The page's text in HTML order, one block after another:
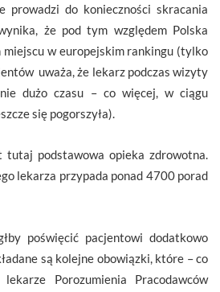
prowadzi do konieczności skracania
że pod tym względem Polska
w europejskim rankingu (tylko
uważa, że lekarz podczas wizyty
dużo czasu – co więcej, w ciągu
się pogorszyła).
tutaj podstawowa opieka zdrowotna.
lekarza przypada ponad 4700 porad
poświęcić pacjentowi dodatkowo
są kolejne obowiązki, które – co
Porozumienia Pracodawców